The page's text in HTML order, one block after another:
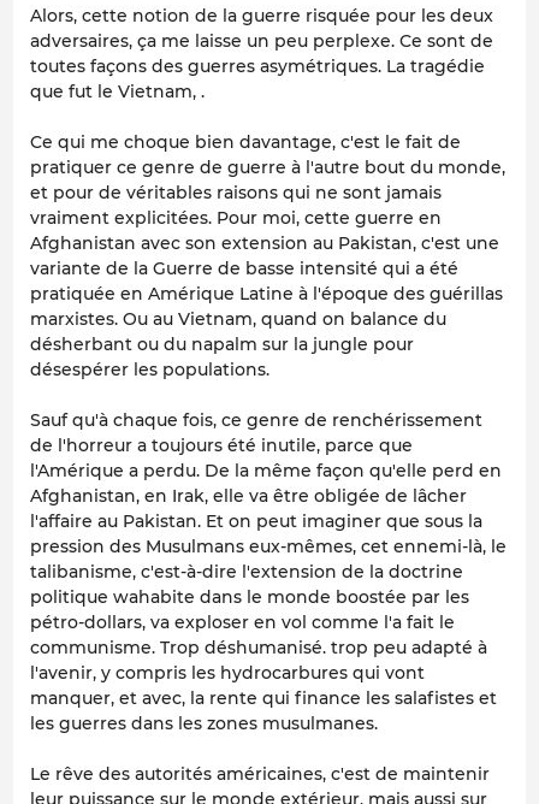
Alors, cette notion de la guerre risquée pour les deux
adversaires, ça me laisse un peu perplexe. Ce sont de
toutes façons des guerres asymétriques. La tragédie
que fut le Vietnam, .
Ce qui me choque bien davantage, c'est le fait de
pratiquer ce genre de guerre à l'autre bout du monde,
et pour de véritables raisons qui ne sont jamais
vraiment explicitées. Pour moi, cette guerre en
Afghanistan avec son extension au Pakistan, c'est une
variante de la Guerre de basse intensité qui a été
pratiquée en Amérique Latine à l'époque des guérillas
marxistes. Ou au Vietnam, quand on balance du
désherbant ou du napalm sur la jungle pour
désespérer les populations.
Sauf qu'à chaque fois, ce genre de renchérissement
de l'horreur a toujours été inutile, parce que
l'Amérique a perdu. De la même façon qu'elle perd en
Afghanistan, en Irak, elle va être obligée de lâcher
l'affaire au Pakistan. Et on peut imaginer que sous la
pression des Musulmans eux-mêmes, cet ennemi-là, le
talibanisme, c'est-à-dire l'extension de la doctrine
politique wahabite dans le monde boostée par les
pétro-dollars, va exploser en vol comme l'a fait le
communisme. Trop déshumanisé. trop peu adapté à
l'avenir, y compris les hydrocarbures qui vont
manquer, et avec, la rente qui finance les salafistes et
les guerres dans les zones musulmanes.
Le rêve des autorités américaines, c'est de maintenir